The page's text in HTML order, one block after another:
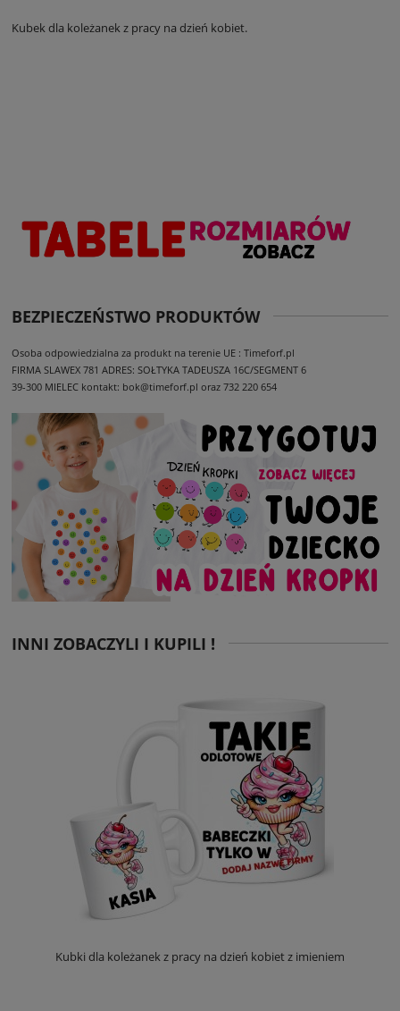
Kubek dla koleżanek z pracy na dzień kobiet.
BEZPIECZEŃSTWO PRODUKTÓW
Osoba odpowiedzialna za produkt na terenie UE : Timeforf.pl
FIRMA SLAWEX 781 ADRES: SOŁTYKA TADEUSZA 16C/SEGMENT 6
39-300 MIELEC kontakt: bok@timeforf.pl oraz 732 220 654
INNI ZOBACZYLI I KUPILI !
Kubki dla koleżanek z pracy na dzień kobiet z imieniem